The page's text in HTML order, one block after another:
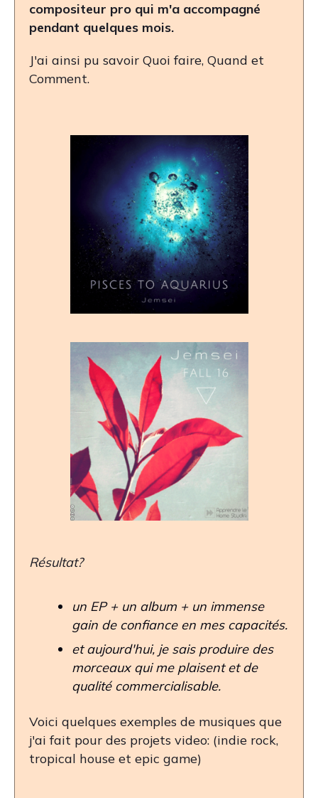
compositeur pro qui m'a accompagné
pendant quelques mois.
J'ai ainsi pu savoir Quoi faire, Quand et
Comment.
Résultat?
un EP + un album + un immense
gain de confiance en mes capacités.
et aujourd'hui, je sais produire des
morceaux qui me plaisent et de
qualité commercialisable.
Voici quelques exemples de musiques que
j'ai fait pour des projets video: (indie rock,
tropical house et epic game)